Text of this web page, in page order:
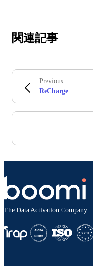
関連記事
Previous
ReCharge
The Data Activation Company.